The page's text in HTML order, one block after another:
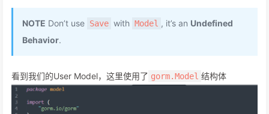
NOTE Don’t use Save with Model , it’s an Undefined
Behavior.
看到我们的User Model，这里使用了 gorm.Model 结构体